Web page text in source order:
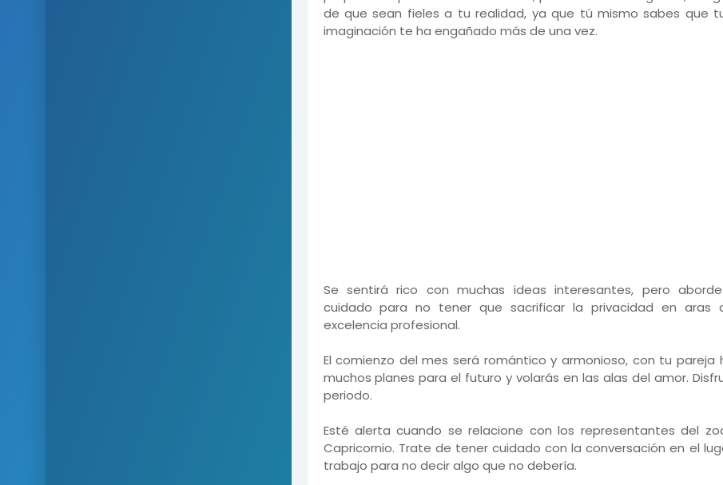
de que sean fieles a tu realidad, ya que tú mismo sabes que
imaginación te ha engañado más de una vez.
Se sentirá rico con muchas ideas interesantes, pero
cuidado para no tener que sacrificar la privacidad en aras
excelencia profesional.
El comienzo del mes será romántico y armonioso, con tu pareja
muchos planes para el futuro y volarás en las alas del amor.
periodo.
Esté alerta cuando se relacione con los representantes del
Capricornio. Trate de tener cuidado con la conversación en el
trabajo para no decir algo que no debería.